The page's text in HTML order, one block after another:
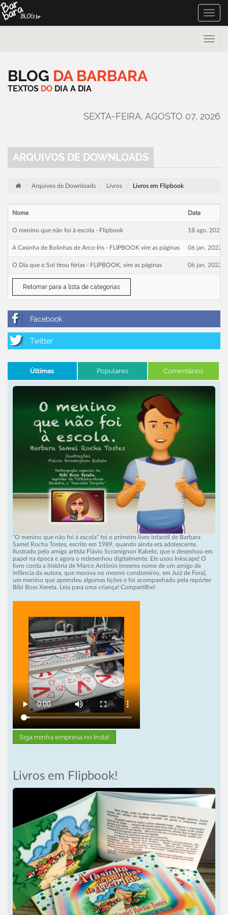
Toggle
Toggle
BLOG DA BARBARA
TEXTOS DO DIA A DIA
SEXTA-FEIRA, AGOSTO 07, 2026
ARQUIVOS DE DOWNLOADS
Arquivos de Downloads Livros Livros em Flipbook
Nome Data
O menino que não foi à escola - Flipbook 18 ago. 2024
A Casinha de Bolinhas de Arco-Íris - FLIPBOOK vire as páginas 06 jan. 2022 :
O Dia que o Sol tirou férias - FLIPBOOK, vire as páginas 06 jan. 2022 :
Retornar para a lista de categorias
Últimas Populares Comentários
"O menino que não foi à escola" foi o primeiro livro infantil de Barbara
Samel Rocha Tostes, escrito em 1989, quando ainda era adolescente.
Ilustrado pelo amigo artista Flávio Scramignon Rabelo, que o desenhou em
papel na época e agora o redesenhou digitalmente. Ele usou Inkscape! O
livro conta a história de Marco Antônio (mesmo nome de um amigo de
infância da autora, que morava no mesmo condomínio, em Juiz de Fora),
um menino que aprendeu algumas lições e foi acompanhado pela repórter
Bibi Boss Xereta. Leia para uma criança! Compartilhe!
Siga minha empresa no Insta!
Livros em Flipbook!